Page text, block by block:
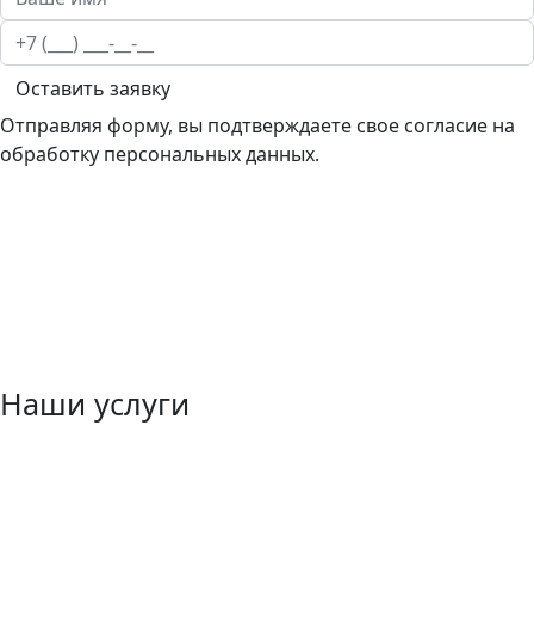
Оставить заявку
Отправляя форму, вы подтверждаете свое согласие на
обработку персональных данных.
Наши услуги